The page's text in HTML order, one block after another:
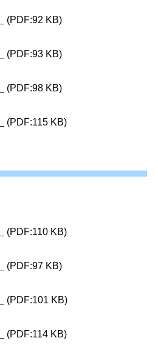
(PDF:92 KB)
(PDF:93 KB)
(PDF:98 KB)
(PDF:115 KB)
(PDF:110 KB)
(PDF:97 KB)
(PDF:101 KB)
(PDF:114 KB)